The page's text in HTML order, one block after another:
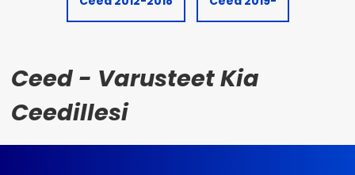
Ceed - Varusteet Kia
Ceedillesi